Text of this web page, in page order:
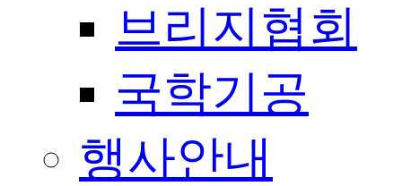
브리지협회
국학기공
행사안내